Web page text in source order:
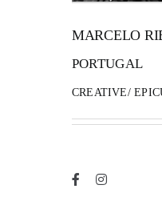
FANZINETECA.PTMARCELO
PORTUGAL
CREATIVE/